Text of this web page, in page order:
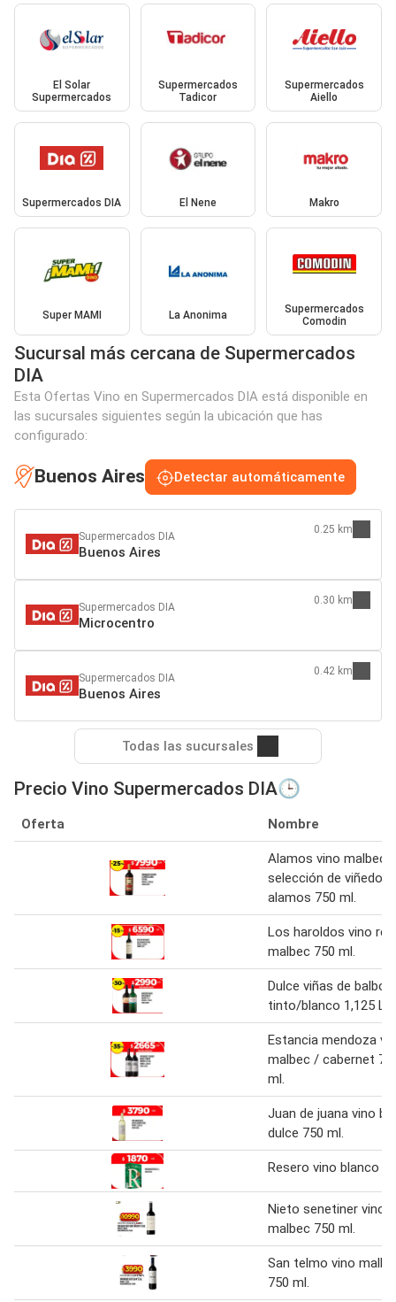
El Solar
Supermercados
Supermercados
Tadicor
Supermercados
Aiello
Supermercados DIA El Nene Makro
Super MAMI La Anonima
Supermercados
Comodin
Sucursal más cercana de Supermercados
DIA
Esta Ofertas Vino en Supermercados DIA está disponible en
las sucursales siguientes según la ubicación que has
configurado:
Buenos Aires Detectar automáticamente
Supermercados DIA
Buenos Aires
0.25 km
Supermercados DIA
Microcentro
0.30 km
Supermercados DIA
Buenos Aires
0.42 km
Todas las sucursales
Precio Vino Supermercados DIA🕒
Oferta Nombre
Alamos vino malbec
selección de viñedos
alamos 750 ml.
Los haroldos vino
malbec 750 ml.
Dulce viñas de balbo
tinto/blanco 1,125 L
Estancia mendoza
malbec / cabernet
ml.
Juan de juana vino
dulce 750 ml.
Resero vino blanco 1 l
Nieto senetiner vino
malbec 750 ml.
San telmo vino
750 ml.